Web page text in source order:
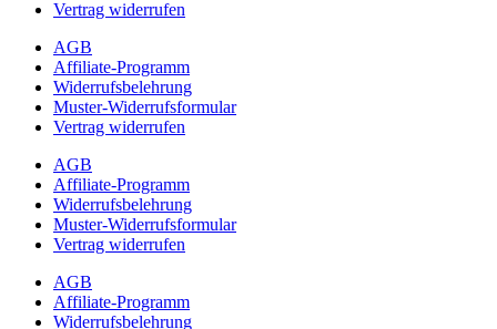
Vertrag widerrufen
AGB
Affiliate-Programm
Widerrufsbelehrung
Muster-Widerrufsformular
Vertrag widerrufen
AGB
Affiliate-Programm
Widerrufsbelehrung
Muster-Widerrufsformular
Vertrag widerrufen
AGB
Affiliate-Programm
Widerrufsbelehrung